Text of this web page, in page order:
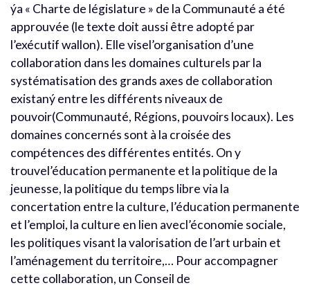
ýa « Charte de législature » de la Communauté a été
approuvée (le texte doit aussi être adopté par
l’exécutif wallon). Elle visel’organisation d’une
collaboration dans les domaines culturels par la
systématisation des grands axes de collaboration
existaný entre les différents niveaux de
pouvoir(Communauté, Régions, pouvoirs locaux). Les
domaines concernés sont à la croisée des
compétences des différentes entités. On y
trouvel’éducation permanente et la politique de la
jeunesse, la politique du temps libre via la
concertation entre la culture, l’éducation permanente
et l’emploi, la culture en lien avecl’économie sociale,
les politiques visant la valorisation de l’art urbain et
l’aménagement du territoire,… Pour accompagner
cette collaboration, un Conseil de